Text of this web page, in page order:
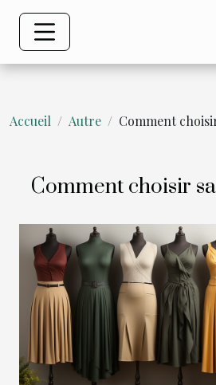
Accueil Autre Comment
Comment choisir